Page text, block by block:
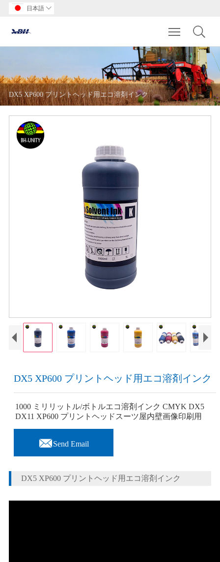
日本語 
Toggle
DX5 XP600 プリントヘッド用エコ溶剤インク
DX5 XP600 プリントヘッド用エコ溶剤インク
1000 ミリリットル/ボトルエコ溶剤インク CMYK DX5
DX11 XP600 プリントヘッドスーツ屋内壁画像印刷用
Send Email
DX5 XP600 プリントヘッド用エコ溶剤インク